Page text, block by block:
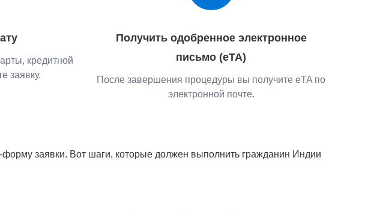
кредитной
заявку.
Получить одобренное электронное
письмо (eTA)
После завершения процедуры вы получите eTA по
электронной почте.
заявки. Вот шаги, которые должен выполнить гражданин Индии